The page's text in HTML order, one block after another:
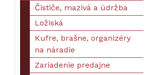
Čističe, mazivá a údržba
Ložiská
Kufre, brašne, organizéry
na náradie
Zariadenie predajne